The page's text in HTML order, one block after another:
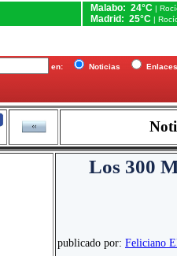
Malabo: 24°C |
Madrid: 25°C |
en: Noticias
Los 300
publicado por: Feliciano